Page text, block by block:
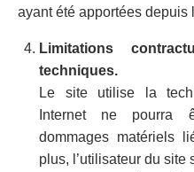
ayant été apportées depuis
Limitations
techniques.
Le site utilise la
Internet ne pourra
dommages matériels
plus, l’utilisateur du site